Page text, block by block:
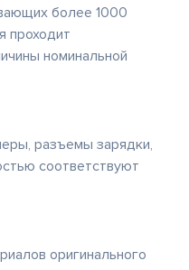
более 1000
проходит
номинальной
разъемы зарядки,
соответствуют
оригинального